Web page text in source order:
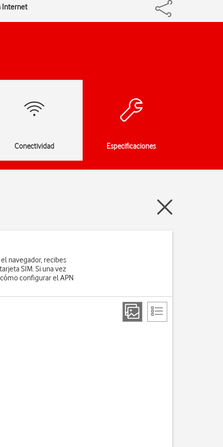
Internet
Conectividad Especificaciones
navegador, recibes
SIM. Si una vez
configurar el APN